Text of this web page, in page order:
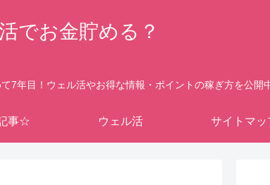
でお金貯める？
7年目！ウェル活やお得な情報・ポイントの稼ぎ方を公開
事☆ ウェル活 サイトマッ